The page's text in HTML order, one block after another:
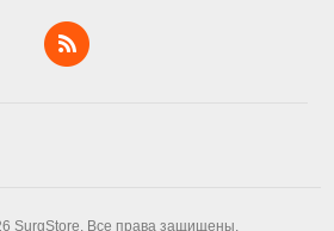
SurgStore. Все права защищены.